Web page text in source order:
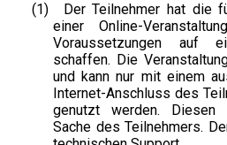
(1)
Der Teilnehmer hat die
einer Online-
Voraussetzungen auf
schaffen. Die
und kann nur mit einem
Internet-Anschluss des
genutzt werden. Diesen
Sache des Teilnehmers.